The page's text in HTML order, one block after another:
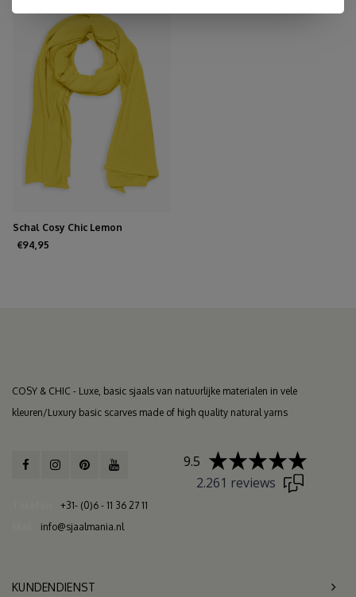
Schal Cosy Chic Lemon
€94,95
COSY & CHIC - Luxe, basic sjaals van natuurlijke materialen in vele
kleuren/Luxury basic scarves made of high quality natural yarns
+31- (0)6 - 11 36 27 11
info@sjaalmania.nl
9.5
2.261 reviews
KUNDENDIENST